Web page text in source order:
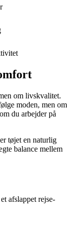
om livskvalitet.
moden, men om
du arbejder på
tøjet en naturlig
balance mellem
afslappet rejse-